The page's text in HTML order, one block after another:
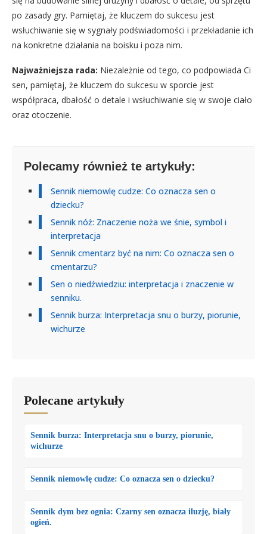
po zasady gry. Pamiętaj, że kluczem do sukcesu jest
wsłuchiwanie się w sygnały podświadomości i przekładanie ich
na konkretne działania na boisku i poza nim.
Najważniejsza rada: Niezależnie od tego, co podpowiada Ci
sen, pamiętaj, że kluczem do sukcesu w sporcie jest
współpraca, dbałość o detale i wsłuchiwanie się w swoje ciało
oraz otoczenie.
Polecamy również te artykuły:
Sennik niemowlę cudze: Co oznacza sen o
dziecku?
Sennik nóż: Znaczenie noża we śnie, symbol i
interpretacja
Sennik cmentarz być na nim: Co oznacza sen o
cmentarzu?
Sen o niedźwiedziu: interpretacja i znaczenie w
senniku.
Sennik burza: Interpretacja snu o burzy, piorunie,
wichurze
Polecane artykuły
Sennik burza: Interpretacja snu o burzy, piorunie,
wichurze
Sennik niemowlę cudze: Co oznacza sen o dziecku?
Sennik dym bez ognia: Czarny sen oznacza iluzję, biały
ogień.